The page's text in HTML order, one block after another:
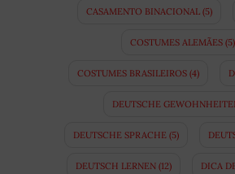
CASAMENTO BINACIONAL(5)
COSTUMES ALEMÃES(5)
COSTUMES BRASILEIROS (4)
DEUTSCHE
DEUTSCHE SPRACHE (5)
DEUTSCH LERNEN(12) DICA